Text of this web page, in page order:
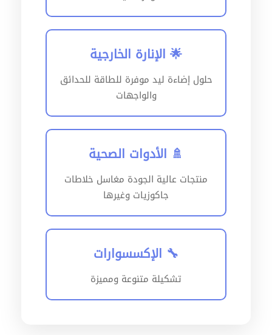
🌟 الإنارة الخارجية
حلول إضاءة ليد موفرة للطاقة للحدائق
والواجهات
🚿 الأدوات الصحية
منتجات عالية الجودة مغاسل خلاطات
جاكوزيات وغيرها
🔧 الإكسسوارات
تشكيلة متنوعة ومميزة